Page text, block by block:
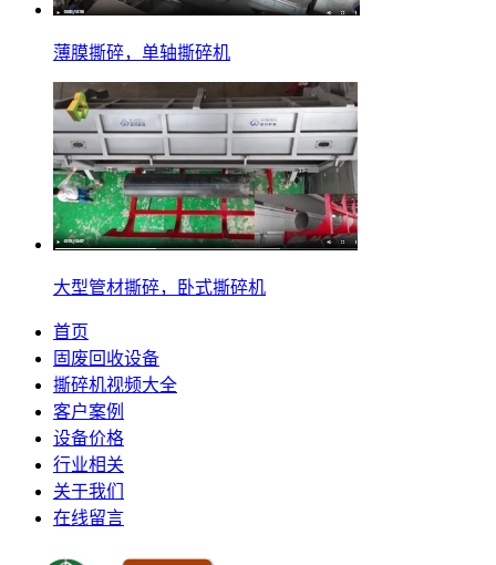
薄膜撕碎，单轴撕碎机
大型管材撕碎，卧式撕碎机
首页
固废回收设备
撕碎机视频大全
客户案例
设备价格
行业相关
关于我们
在线留言